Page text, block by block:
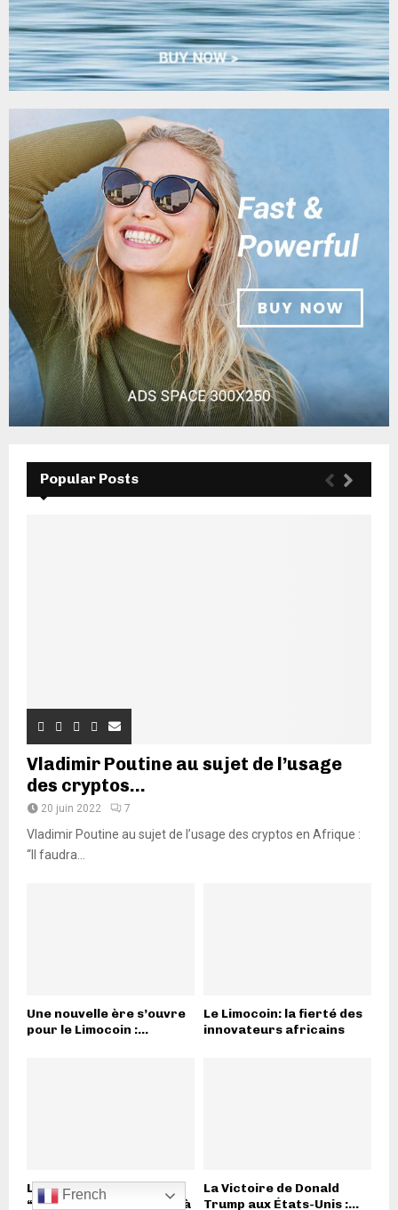
Popular Posts
Vladimir Poutine au sujet de l’usage
des cryptos...
20 juin 2022 7
Vladimir Poutine au sujet de l’usage des cryptos en Afrique :
“Il faudra...
Une nouvelle ère s’ouvre
pour le Limocoin :...
Le Limocoin: la fierté des
innovateurs africains
Les équipes armées
“patriotes” sont prêtes à
La Victoire de Donald
Trump aux États-Unis :...
French